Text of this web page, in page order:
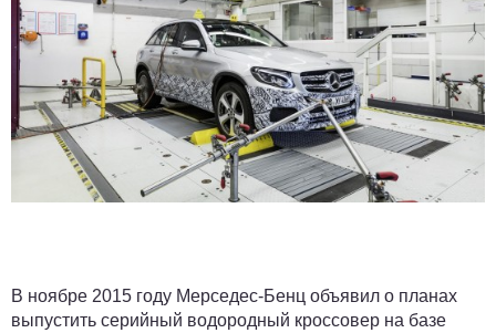
В ноябре 2015 году Мерседес-Бенц объявил о планах
выпустить серийный водородный кроссовер на базе